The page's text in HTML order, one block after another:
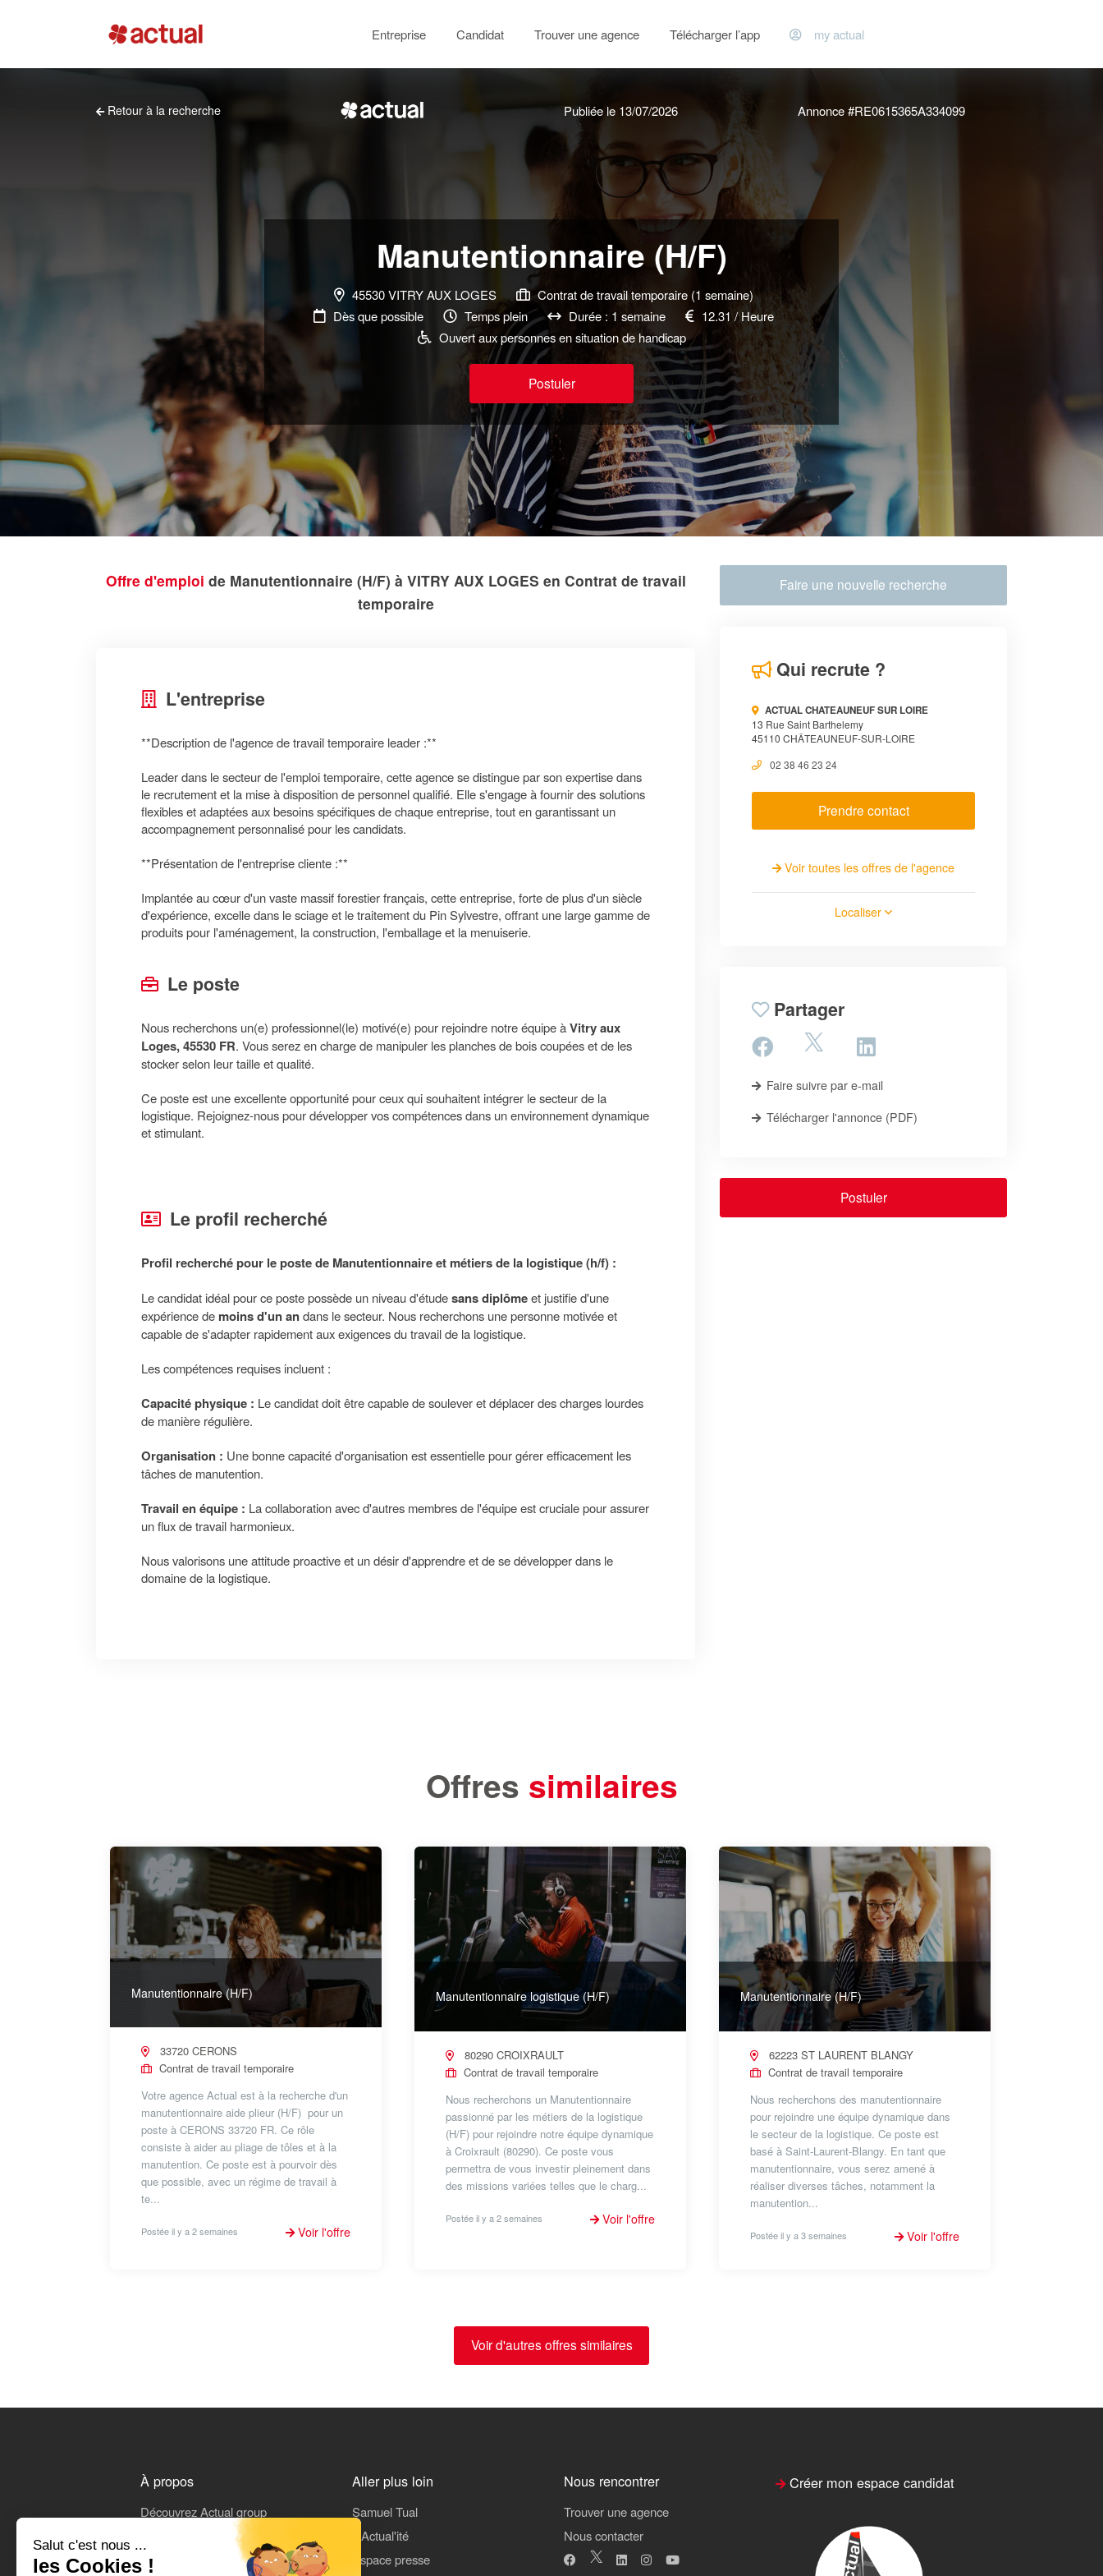
Salut c'est nous ...
les Cookies !
Entreprise Candidat Trouver une agence Télécharger l’app my actual
Retour à la recherche Publiée le 13/07/2026 Annonce #RE0615365A334099
Manutentionnaire (H/F)
45530 VITRY AUX LOGES
Contrat de travail temporaire (1 semaine)
Dès que possible
Temps plein Durée : 1 semaine
12.31 / Heure
Ouvert aux personnes en situation de handicap
Postuler
Offre d'emploi de Manutentionnaire (H/F) à VITRY AUX LOGES en Contrat de travail
temporaire
L'entreprise
**Description de l'agence de travail temporaire leader :**
Leader dans le secteur de l'emploi temporaire, cette agence se distingue par son expertise dans
le recrutement et la mise à disposition de personnel qualifié. Elle s'engage à fournir des solutions
flexibles et adaptées aux besoins spécifiques de chaque entreprise, tout en garantissant un
accompagnement personnalisé pour les candidats.
**Présentation de l'entreprise cliente :**
Implantée au cœur d'un vaste massif forestier français, cette entreprise, forte de plus d'un siècle
d'expérience, excelle dans le sciage et le traitement du Pin Sylvestre, offrant une large gamme de
produits pour l'aménagement, la construction, l'emballage et la menuiserie.
Le poste
Nous recherchons un(e) professionnel(le) motivé(e) pour rejoindre notre équipe àVitry aux
Loges, 45530 FR. Vous serez en charge de manipuler les planches de bois coupées et de les
stocker selon leur taille et qualité.
Ce poste est une excellente opportunité pour ceux qui souhaitent intégrer le secteur de la
logistique. Rejoignez-nous pour développer vos compétences dans un environnement dynamique
et stimulant.
Le profil recherché
Profil recherché pour le poste de Manutentionnaire et métiers de la logistique (h/f) :
Le candidat idéal pour ce poste possède un niveau d'étudesans diplômeet justifie d'une
expérience de moins d'un andans le secteur. Nous recherchons une personne motivée et
capable de s'adapter rapidement aux exigences du travail de la logistique.
Les compétences requises incluent :
Capacité physique : Le candidat doit être capable de soulever et déplacer des charges lourdes
de manière régulière.
Organisation : Une bonne capacité d'organisation est essentielle pour gérer efficacement les
tâches de manutention.
Travail en équipe : La collaboration avec d'autres membres de l'équipe est cruciale pour assurer
un flux de travail harmonieux.
Nous valorisons une attitude proactive et un désir d'apprendre et de se développer dans le
domaine de la logistique.
Faire une nouvelle recherche
Qui recrute ?
ACTUAL CHATEAUNEUF SUR LOIRE
13 Rue Saint Barthelemy
45110 CHÂTEAUNEUF-SUR-LOIRE
02 38 46 23 24
Prendre contact
Voir toutes les offres de l'agence
Localiser
Partager
Faire suivre par e-mail
Télécharger l'annonce (PDF)
Postuler
Offres similaires
Manutentionnaire (H/F)
33720 CERONS
Contrat de travail temporaire
Votre agence Actual est à la recherche d'un
manutentionnaire aide plieur (H/F) pour un
poste à CERONS 33720 FR. Ce rôle
consiste à aider au pliage de tôles et à la
manutention. Ce poste est à pourvoir dès
que possible, avec un régime de travail à
te...
Postée il y a 2 semaines Voir l'offre
Manutentionnaire logistique (H/F)
80290 CROIXRAULT
Contrat de travail temporaire
Nous recherchons un Manutentionnaire
passionné par les métiers de la logistique
(H/F) pour rejoindre notre équipe dynamique
à Croixrault (80290). Ce poste vous
permettra de vous investir pleinement dans
des missions variées telles que le charg...
Postée il y a 2 semaines Voir l'offre
Manutentionnaire (H/F)
62223 ST LAURENT BLANGY
Contrat de travail temporaire
Nous recherchons des manutentionnaire
pour rejoindre une équipe dynamique dans
le secteur de la logistique. Ce poste est
basé à Saint-Laurent-Blangy. En tant que
manutentionnaire, vous serez amené à
réaliser diverses tâches, notamment la
manutention...
Postée il y a 3 semaines Voir l'offre
Voir d'autres offres similaires
À propos
Découvrez Actual group
On parle de nous
Aller plus loin
Samuel Tual
L'Actual'ité
Espace presse
Nous rencontrer
Trouver une agence
Nous contacter
Créer mon espace candidat